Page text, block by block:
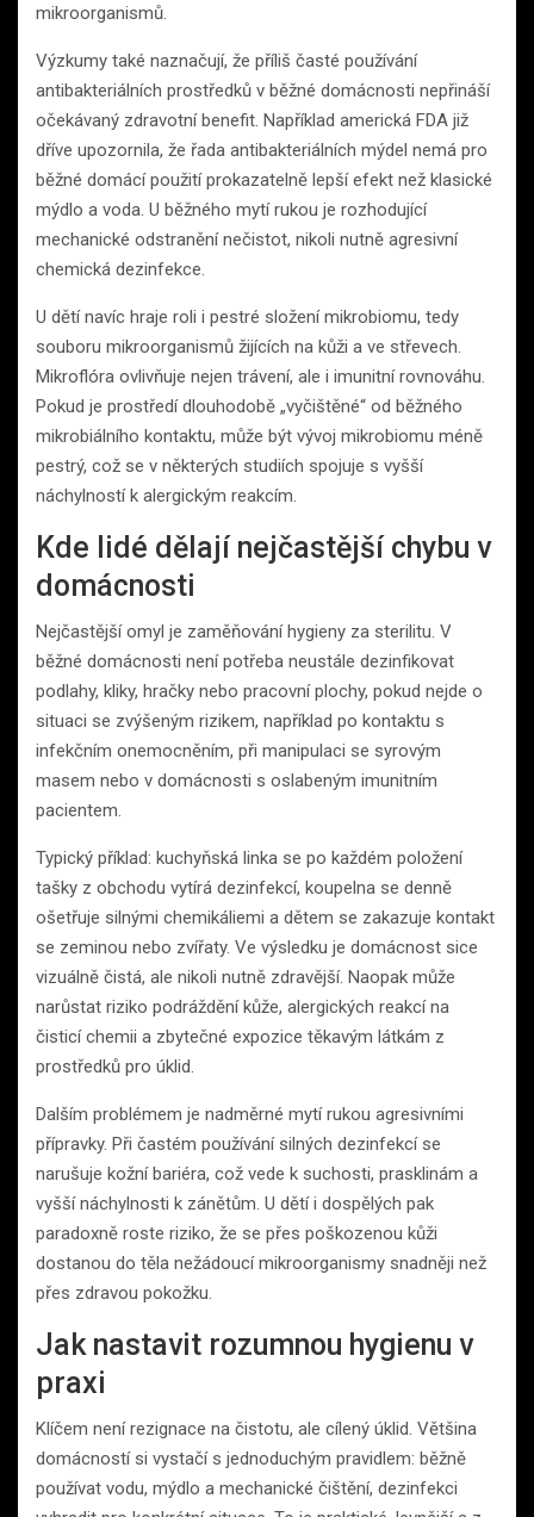
mikroorganismů.
Výzkumy také naznačují, že příliš časté používání
antibakteriálních prostředků v běžné domácnosti nepřináší
očekávaný zdravotní benefit. Například americká FDA již
dříve upozornila, že řada antibakteriálních mýdel nemá pro
běžné domácí použití prokazatelně lepší efekt než klasické
mýdlo a voda. U běžného mytí rukou je rozhodující
mechanické odstranění nečistot, nikoli nutně agresivní
chemická dezinfekce.
U dětí navíc hraje roli i pestré složení mikrobiomu, tedy
souboru mikroorganismů žijících na kůži a ve střevech.
Mikroflóra ovlivňuje nejen trávení, ale i imunitní rovnováhu.
Pokud je prostředí dlouhodobě „vyčištěné“ od běžného
mikrobiálního kontaktu, může být vývoj mikrobiomu méně
pestrý, což se v některých studiích spojuje s vyšší
náchylností k alergickým reakcím.
Kde lidé dělají nejčastější chybu v
domácnosti
Nejčastější omyl je zaměňování hygieny za sterilitu. V
běžné domácnosti není potřeba neustále dezinfikovat
podlahy, kliky, hračky nebo pracovní plochy, pokud nejde o
situaci se zvýšeným rizikem, například po kontaktu s
infekčním onemocněním, při manipulaci se syrovým
masem nebo v domácnosti s oslabeným imunitním
pacientem.
Typický příklad: kuchyňská linka se po každém položení
tašky z obchodu vytírá dezinfekcí, koupelna se denně
ošetřuje silnými chemikáliemi a dětem se zakazuje kontakt
se zeminou nebo zvířaty. Ve výsledku je domácnost sice
vizuálně čistá, ale nikoli nutně zdravější. Naopak může
narůstat riziko podráždění kůže, alergických reakcí na
čisticí chemii a zbytečné expozice těkavým látkám z
prostředků pro úklid.
Dalším problémem je nadměrné mytí rukou agresivními
přípravky. Při častém používání silných dezinfekcí se
narušuje kožní bariéra, což vede k suchosti, prasklinám a
vyšší náchylnosti k zánětům. U dětí i dospělých pak
paradoxně roste riziko, že se přes poškozenou kůži
dostanou do těla nežádoucí mikroorganismy snadněji než
přes zdravou pokožku.
Jak nastavit rozumnou hygienu v
praxi
Klíčem není rezignace na čistotu, ale cílený úklid. Většina
domácností si vystačí s jednoduchým pravidlem: běžně
používat vodu, mýdlo a mechanické čištění, dezinfekci